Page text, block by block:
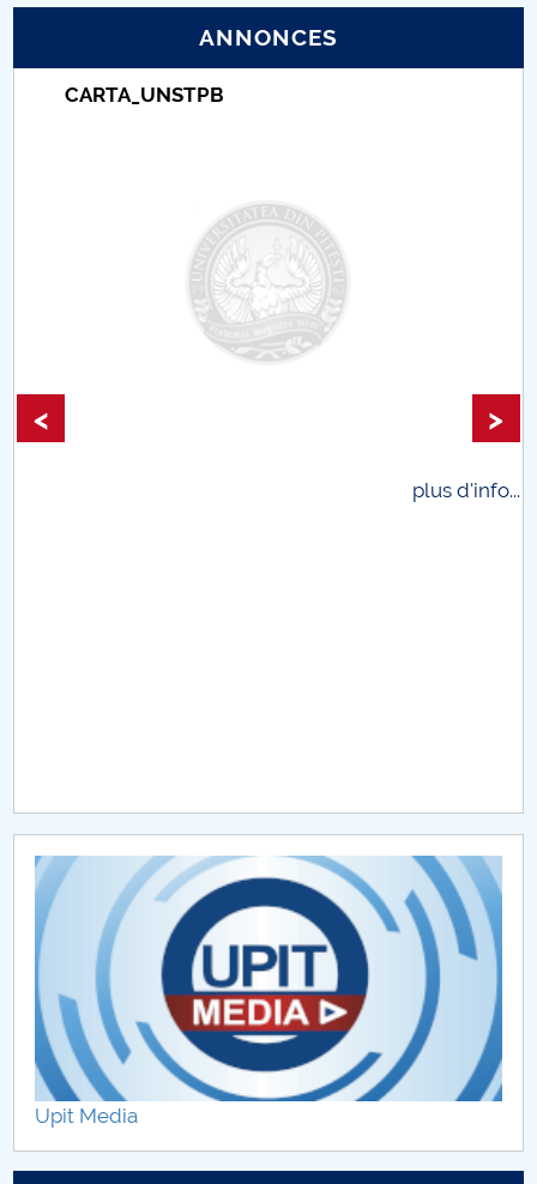
Proiect (PRIM STUD)
Protection des données personnelles
Université pour la communauté
Comisie de etica unversitară
Chestionar angajabilitate ALUMNI – UPB
CAR2026
MENIU CANTINA
ADMITERE LICENȚĂ 2026
Admitere master 2026
Admitere
ANNONCES
CARTA_UNSTPB
plus d'info...
< >
Upit Media